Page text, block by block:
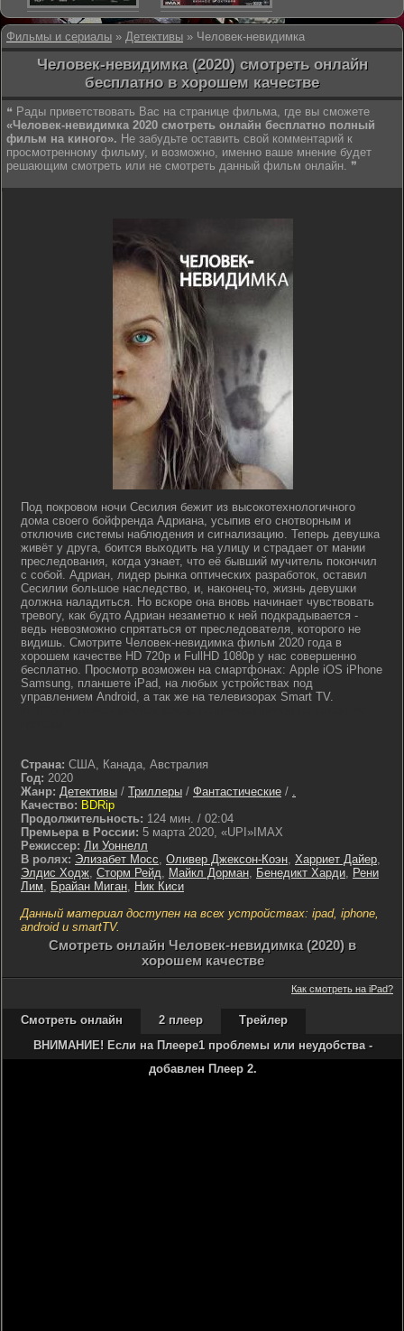
Фильмы и сериалы » Детективы » Человек-невидимка
Человек-невидимка (2020) смотреть онлайн
бесплатно в хорошем качестве
❝ Рады приветствовать Вас на странице фильма, где вы сможете
«Человек-невидимка 2020 смотреть онлайн бесплатно полный
фильм на киного». Не забудьте оставить свой комментарий к
просмотренному фильму, и возможно, именно ваше мнение будет
решающим смотреть или не смотреть данный фильм онлайн. ❞
Под покровом ночи Сесилия бежит из высокотехнологичного
дома своего бойфренда Адриана, усыпив его снотворным и
отключив системы наблюдения и сигнализацию. Теперь девушка
живёт у друга, боится выходить на улицу и страдает от мании
преследования, когда узнает, что её бывший мучитель покончил
с собой. Адриан, лидер рынка оптических разработок, оставил
Сесилии большое наследство, и, наконец-то, жизнь девушки
должна наладиться. Но вскоре она вновь начинает чувствовать
тревогу, как будто Адриан незаметно к ней подкрадывается -
ведь невозможно спрятаться от преследователя, которого не
видишь. Смотрите Человек-невидимка фильм 2020 года в
хорошем качестве HD 720p и FullHD 1080p у нас совершенно
бесплатно. Просмотр возможен на смартфонах: Apple iOS iPhone
Samsung, планшете iPad, на любых устройствах под
управлением Android, а так же на телевизорах Smart TV.
Страна: США, Канада, Австралия
Год: 2020
Жанр: Детективы / Триллеры / Фантастические / .
Качество: BDRip
Продолжительность: 124 мин. / 02:04
Премьера в России: 5 марта 2020, «UPI»IMAX
Режиссер: Ли Уоннелл
В ролях: Элизабет Мосс, Оливер Джексон-Коэн, Харриет Дайер,
Элдис Ходж, Сторм Рейд, Майкл Дорман, Бенедикт Харди, Рени
Лим, Брайан Миган, Ник Киси
Данный материал доступен на всех устройствах: ipad, iphone,
android и smartTV.
Cмотреть онлайн Человек-невидимка (2020) в
хорошем качестве
Как смотреть на iPad?
Смотреть онлайн 2 плеер
Трейлер
ВНИМАНИЕ! Если на Плеере1 проблемы или неудобства -
добавлен Плеер 2.